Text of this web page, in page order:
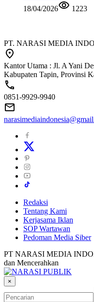
18/04/2026
1223
PT. NARASI MEDIA
Kantor Utama : Jl. A Yani
Kabupaten Tapin, Provinsi
0851-9929-9940
Redaksi
Tentang Kami
Kerjasama Iklan
SOP Wartawan
Pedoman Media Siber
PT NARASI MEDIA
dan Mencerahkan
×